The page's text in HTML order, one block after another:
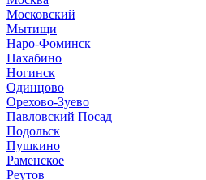
Московский
Мытищи
Наро-Фоминск
Нахабино
Ногинск
Одинцово
Орехово-Зуево
Павловский Посад
Подольск
Пушкино
Раменское
Реутов